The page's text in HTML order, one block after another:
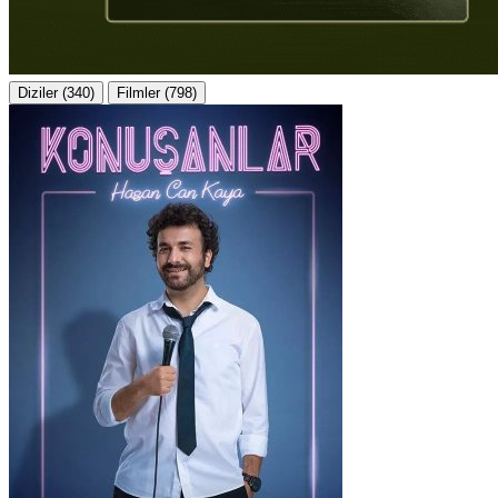
Diziler (340) Filmler (798)